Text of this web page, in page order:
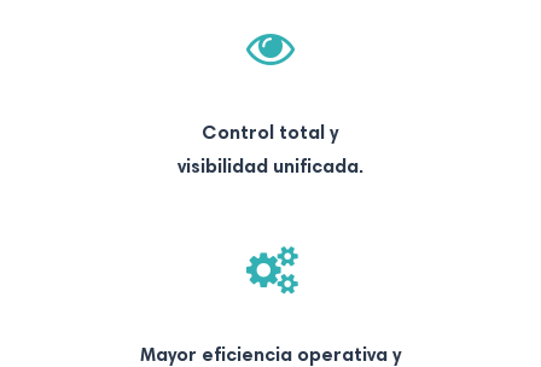
Control total y
visibilidad unificada.
Mayor eficiencia operativa y